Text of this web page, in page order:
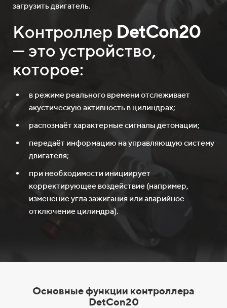
загрузить двигатель.
Контроллер DetCon20
— это устройство,
которое:
в режиме реального времени отслеживает
акустическую активность в цилиндрах;
распознаёт характерные сигналы детонации;
передаёт информацию на управляющую систему
двигателя;
при необходимости инициирует
корректирующее воздействие (например,
изменение угла зажигания или аварийное
отключение цилиндра).
Основные функции контроллера
DetCon20